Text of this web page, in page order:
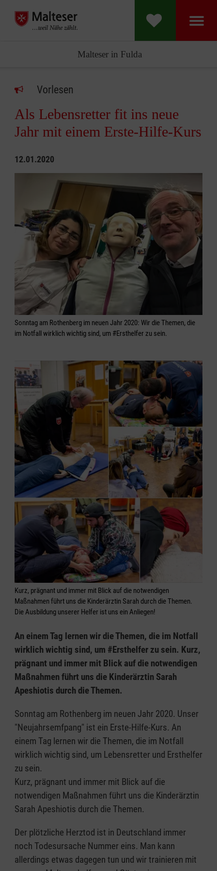
Malteser in Fulda
Vorlesen
Als Lebensretter fit ins neue
Jahr mit einem Erste-Hilfe-Kurs
12.01.2020
Sonntag am Rothenberg im neuen Jahr 2020: Wir die Themen, die
im Notfall wirklich wichtig sind, um #Ersthelfer zu sein.
Kurz, prägnant und immer mit Blick auf die notwendigen
Maßnahmen führt uns die Kinderärztin Sarah durch die Themen.
Die Ausbildung unserer Helfer ist uns ein Anliegen!
An einem Tag lernen wir die Themen, die im Notfall
wirklich wichtig sind, um #Ersthelfer zu sein. Kurz,
prägnant und immer mit Blick auf die notwendigen
Maßnahmen führt uns die Kinderärztin Sarah
Apeshiotis durch die Themen.
Sonntag am Rothenberg im neuen Jahr 2020. Unser
"Neujahrsemfpang" ist ein Erste-Hilfe-Kurs. An
einem Tag lernen wir die Themen, die im Notfall
wirklich wichtig sind, um Lebensretter und Ersthelfer
zu sein.
Kurz, prägnant und immer mit Blick auf die
notwendigen Maßnahmen führt uns die Kinderärztin
Sarah Apeshiotis durch die Themen.
Der plötzliche Herztod ist in Deutschland immer
noch Todesursache Nummer eins. Man kann
allerdings etwas dagegen tun und wir trainieren mit